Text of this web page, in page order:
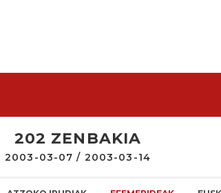
202 ZENBAKIA
2003-03-07 / 2003-03-14